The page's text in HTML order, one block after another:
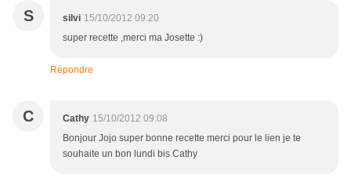
S silvi 15/10/2012 09:20
super recette ,merci ma Josette :)
Répondre
C Cathy 15/10/2012 09:08
Bonjour Jojo super bonne recette merci pour le lien je te
souhaite un bon lundi bis Cathy